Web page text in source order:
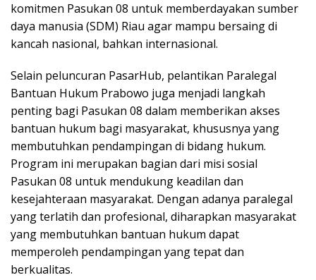
komitmen Pasukan 08 untuk memberdayakan sumber
daya manusia (SDM) Riau agar mampu bersaing di
kancah nasional, bahkan internasional.
Selain peluncuran PasarHub, pelantikan Paralegal
Bantuan Hukum Prabowo juga menjadi langkah
penting bagi Pasukan 08 dalam memberikan akses
bantuan hukum bagi masyarakat, khususnya yang
membutuhkan pendampingan di bidang hukum.
Program ini merupakan bagian dari misi sosial
Pasukan 08 untuk mendukung keadilan dan
kesejahteraan masyarakat. Dengan adanya paralegal
yang terlatih dan profesional, diharapkan masyarakat
yang membutuhkan bantuan hukum dapat
memperoleh pendampingan yang tepat dan
berkualitas.